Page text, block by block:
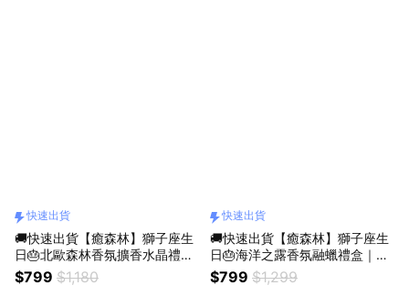
快速出貨
🚚快速出貨【癒森林】獅子座生
日🎂北歐森林香氛擴香水晶禮盒
｜水晶杯+擴香花+15ml香氛油
（收禮人自選香氣／生日禮物／
$799 $1,180
快速出貨
🚚快速出貨【癒森林】獅子座生
日🎂海洋之露香氛融蠟禮盒｜4
入+融蠟燭燈（生日禮物／質感
送禮／療癒系禮物／送禮推薦）
$799 $1,299